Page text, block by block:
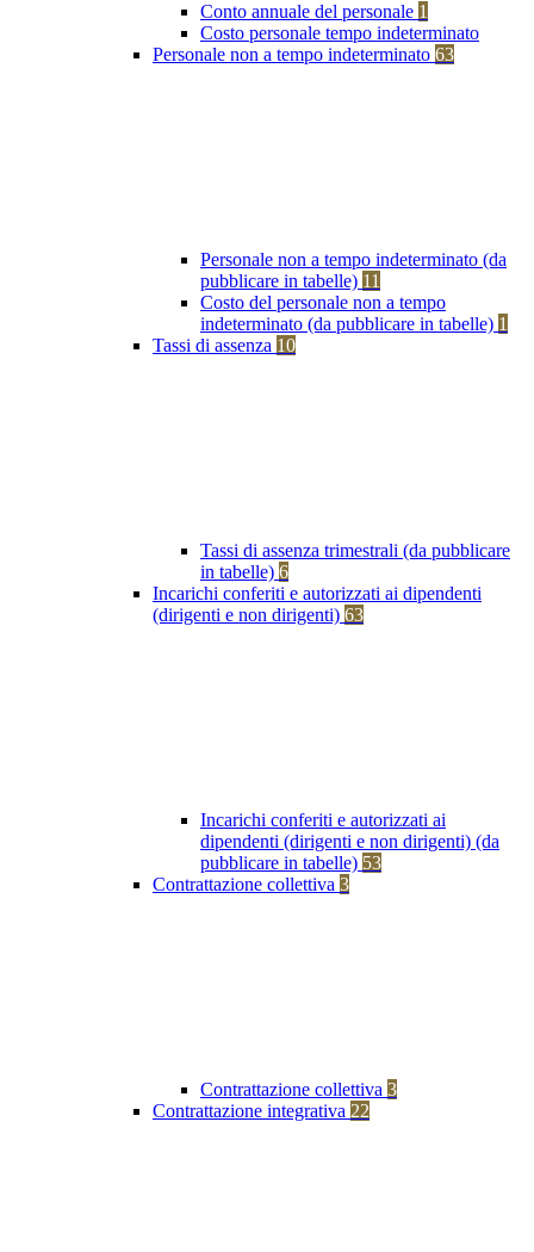
Conto annuale del personale 1
Costo personale tempo indeterminato
Personale non a tempo indeterminato 63
Personale non a tempo indeterminato (da
pubblicare in tabelle) 11
Costo del personale non a tempo
indeterminato (da pubblicare in tabelle) 1
Tassi di assenza 10
Tassi di assenza trimestrali (da pubblicare
in tabelle) 6
Incarichi conferiti e autorizzati ai dipendenti
(dirigenti e non dirigenti) 63
Incarichi conferiti e autorizzati ai
dipendenti (dirigenti e non dirigenti) (da
pubblicare in tabelle) 53
Contrattazione collettiva 3
Contrattazione collettiva 3
Contrattazione integrativa 22